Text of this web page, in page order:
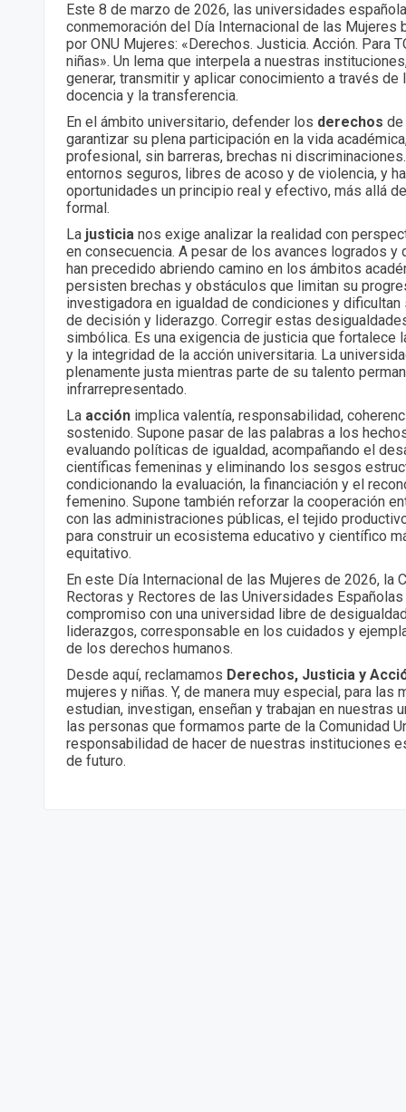
Este 8 de marzo de 2026, las universidades
conmemoración del Día Internacional de las Mujeres
por ONU Mujeres: «Derechos. Justicia. Acción. Para
niñas». Un lema que interpela a nuestras
generar, transmitir y aplicar conocimiento a través de
docencia y la transferencia.
En el ámbito universitario, defender los derechos
garantizar su plena participación en la vida
profesional, sin barreras, brechas ni
entornos seguros, libres de acoso y de violencia, y
oportunidades un principio real y efectivo, más allá
formal.
La justicia nos exige analizar la realidad con
en consecuencia. A pesar de los avances logrados y
han precedido abriendo camino en los ámbitos
persisten brechas y obstáculos que limitan su
investigadora en igualdad de condiciones y
de decisión y liderazgo. Corregir estas
simbólica. Es una exigencia de justicia que fortalece
y la integridad de la acción universitaria. La
plenamente justa mientras parte de su talento
infrarrepresentado.
La acción implica valentía, responsabilidad,
sostenido. Supone pasar de las palabras a los
evaluando políticas de igualdad, acompañando el
científicas femeninas y eliminando los sesgos
condicionando la evaluación, la financiación y el
femenino. Supone también reforzar la cooperación
con las administraciones públicas, el tejido
para construir un ecosistema educativo y científico
equitativo.
En este Día Internacional de las Mujeres de 2026, la
Rectoras y Rectores de las Universidades Españolas
compromiso con una universidad libre de
liderazgos, corresponsable en los cuidados y
de los derechos humanos.
Desde aquí, reclamamos Derechos, Justicia y
mujeres y niñas. Y, de manera muy especial, para las
estudian, investigan, enseñan y trabajan en nuestras
las personas que formamos parte de la Comunidad
responsabilidad de hacer de nuestras instituciones
de futuro.